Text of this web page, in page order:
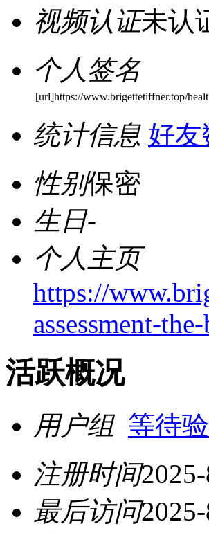
视频认证未认
个人签名
[url]https://www.brigettetiffner.top/
统计信息 好友
性别保密
生日-
个人主页
https://
assessment-
活跃概况
用户组 等待
注册时间
最后访问